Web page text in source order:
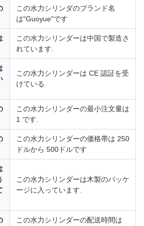
この水力シリンダのブランド名
は"Guoyue"です
この水力シリンダーは中国で製造さ
れています.
この水力シリンダーは CE 認証を受
けている.
この水力シリンダーの最小注文量は
1 です.
この水力シリンダーの価格帯は 250
ドルから 500ドルです
この水力シリンダーは木製のパッケ
ージに入っています.
この水力シリンダーの配送時間は